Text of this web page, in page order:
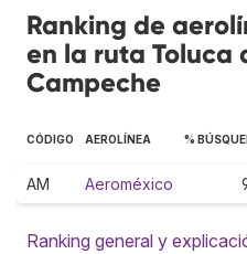
Ranking de
en la ruta Toluca
Campeche
CÓDIGO AEROLÍNEA %
AM Aeroméxico
Ranking general y